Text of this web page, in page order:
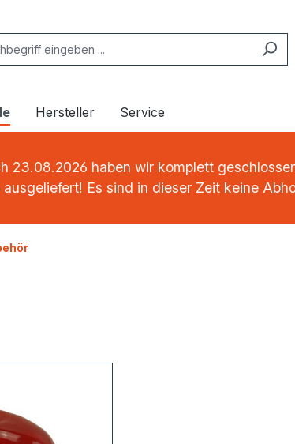
Hersteller Service
haben wir komplett
Es sind in dieser Zeit keine